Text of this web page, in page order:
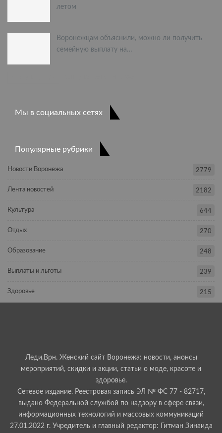
летом
Воронежцам объяснили, можно ли получить
семейную выплату на…
Мы в социальных сетях
Популярные рубрики
Новости Воронежа 2779
Лента новостей 2182
Культура 644
Отдых 270
Образование 248
Выплаты и льготы 239
Здоровье 215
Леди.Врн. Женский сайт Воронежа: новости, анонсы
мероприятий, скидки и акции, статьи о моде, красоте и
здоровье.
Сетевое издание. Реестровая запись ЭЛ № ФС 77 - 82717,
выдано Федеральной службой по надзору в сфере связи,
информационных технологий и массовых коммуникаций
27.01.2022 г. Учредитель и главный редактор: Гитман Зинаида